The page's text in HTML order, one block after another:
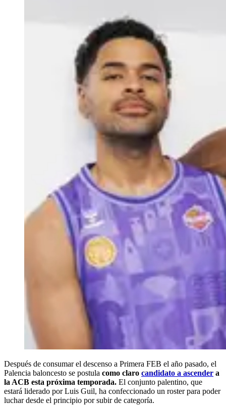
Después de consumar el descenso a Primera FEB el año pasado, el
Palencia baloncesto se postula como claro candidato a ascender a
la ACB esta próxima temporada. El conjunto palentino, que
estará liderado por Luis Guil, ha confeccionado un roster para poder
luchar desde el principio por subir de categoría.